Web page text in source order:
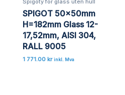
Spigoty for glass uten hull
SPIGOT 50x50mm
H=182mm Glass 12-
17,52mm, AISI 304,
RALL 9005
1 771.00 kr inkl. Mva